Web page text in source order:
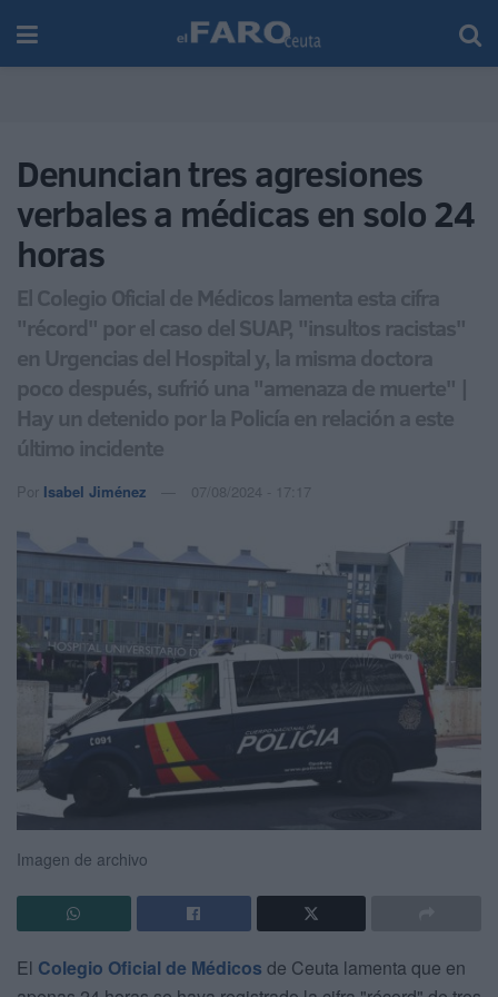
Denuncian tres agresiones
verbales a médicas en solo 24
horas
El Colegio Oficial de Médicos lamenta esta cifra
"récord" por el caso del SUAP, "insultos racistas"
en Urgencias del Hospital y, la misma doctora
poco después, sufrió una "amenaza de muerte" |
Hay un detenido por la Policía en relación a este
último incidente
Por Isabel Jiménez 07/08/2024 - 17:17
Imagen de archivo
El Colegio Oficial de Médicos de Ceuta lamenta que en